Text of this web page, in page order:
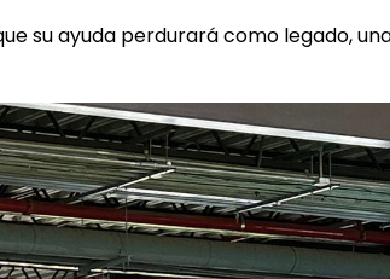
su ayuda perdurará como legado,